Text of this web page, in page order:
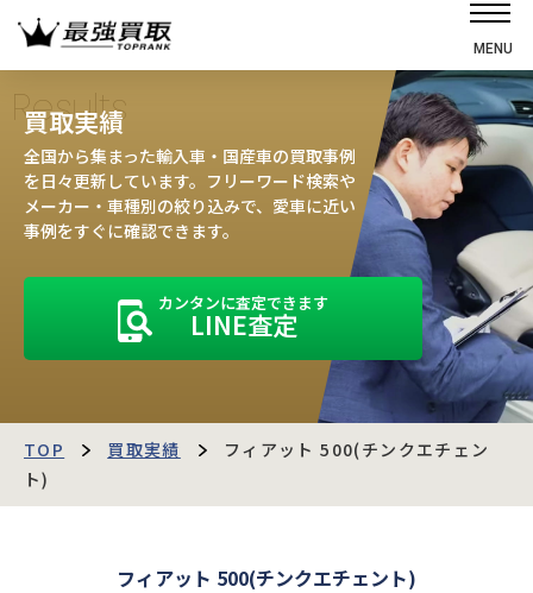
MENU
選ばれる理由
高価買取の仕組み
売却の流れ
お客様の声
運営会社
最強買取マガジン
Results
買取実績
全国から集まった輸入車・国産車の買取事例
を日々更新しています。フリーワード検索や
メーカー・車種別の絞り込みで、愛車に近い
事例をすぐに確認できます。
カンタンに査定できます
LINE査定
TOP 買取実績
フィアット 500(チンクエチェン
ト)
フィアット 500(チンクエチェント)